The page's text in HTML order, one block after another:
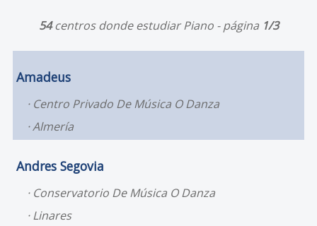
54centros donde estudiar Piano - página 1/3
Amadeus
Centro Privado De Música O Danza
Almería
Andres Segovia
Conservatorio De Música O Danza
Linares